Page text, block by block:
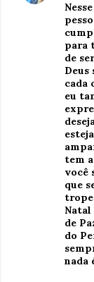
para
de
Deus
cada
eu
tem
você
que
Natal
de
do
nada